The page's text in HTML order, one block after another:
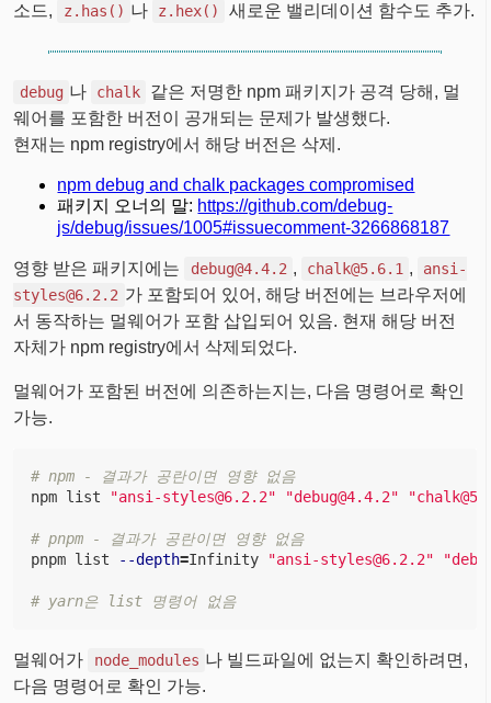
소드,
z.has() 나 z.hex() 새로운 밸리데이션 함수도 추가.
debug 나 chalk
같은 저명한 npm 패키지가 공격 당해, 멀
웨어를 포함한 버전이 공개되는 문제가 발생했다.
현재는 npm registry에서 해당 버전은 삭제.
npm debug and chalk packages compromised
패키지 오너의 말: https://github.com/debug-
js/debug/issues/1005#issuecomment-3266868187
영향 받은 패키지에는 debug@4.4.2 , chalk@5.6.1 ,
ansi-
styles@6.2.2 가 포함되어 있어, 해당 버전에는 브라우저에
서 동작하는 멀웨어가 포함 삽입되어 있음. 현재 해당 버전
자체가 npm registry에서 삭제되었다.
멀웨어가 포함된 버전에 의존하는지는, 다음 명령어로 확인
가능.
# npm - 결과가 공란이면 영향 없음
npm list "ansi-styles@6.2.2" "debug@4.4.2" "
# pnpm - 결과가 공란이면 영향 없음
pnpm list --depth=Infinity "ansi-styles@6.2.2" "
# yarn은 list 명령어 없음
멀웨어가 node_modules 나 빌드파일에 없는지 확인하려면,
다음 명령어로 확인 가능.